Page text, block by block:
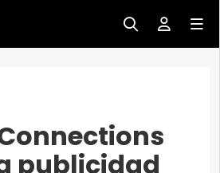
publicidad